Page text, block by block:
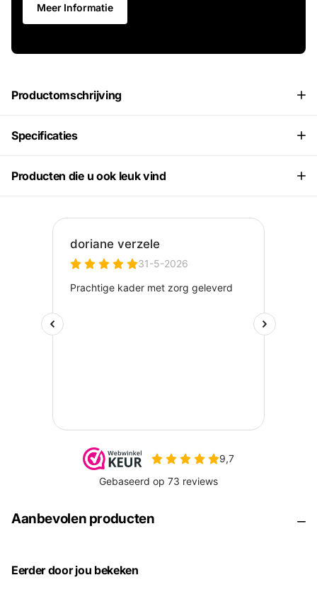
Meer Informatie
Productomschrijving
Specificaties
Producten die u ook leuk vind
Aanbevolen producten
Eerder door jou bekeken